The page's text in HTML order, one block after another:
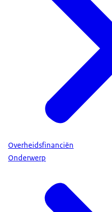
Overheidsfinanciën
Onderwerp